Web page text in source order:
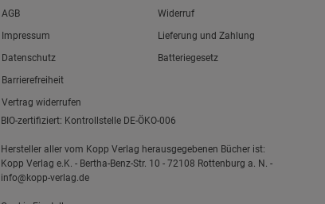
Link zum/zur
AGB
Link zum/zur
Impressum
Link zum/zur
Datenschutz
Link zum/zur
Barrierefreiheit
Vertrag widerrufen
Widerruf
Lieferung und Zahlung
Batteriegesetz
BIO-zertifiziert: Kontrollstelle DE-ÖKO-006
Hersteller aller vom Kopp Verlag herausgegebenen Bücher ist:
Kopp Verlag e.K. - Bertha-Benz-Str. 10 - 72108 Rottenburg a. N. -
info@kopp-verlag.de